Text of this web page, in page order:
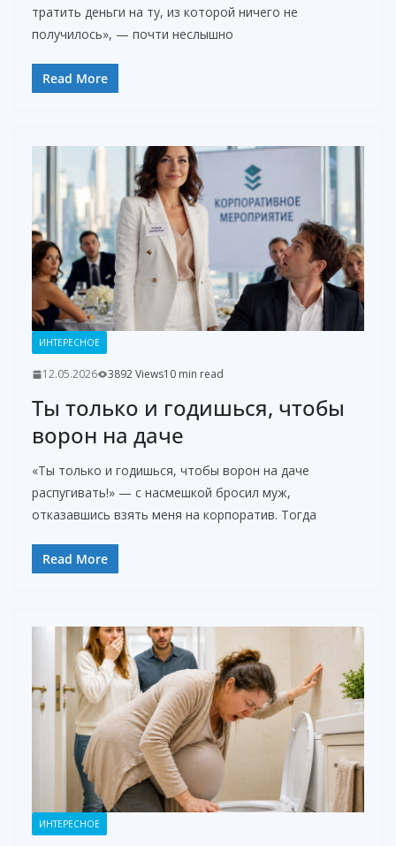
тратить деньги на ту, из которой ничего не
получилось», — почти неслышно
Read More
ИНТЕРЕСНОЕ
12.05.2026 3892 Views10 min read
Ты только и годишься, чтобы
ворон на даче
«Ты только и годишься, чтобы ворон на даче
распугивать!» — с насмешкой бросил муж,
отказавшись взять меня на корпоратив. Тогда
Read More
ИНТЕРЕСНОЕ